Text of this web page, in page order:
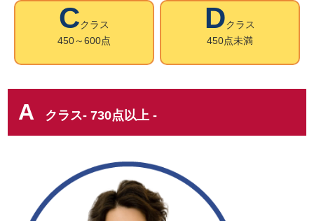
Cクラス
450～600点
Dクラス
450点未満
A クラス- 730点以上 -